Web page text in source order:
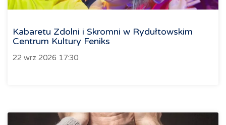
Kabaretu Zdolni i Skromni w Rydułtowskim
Centrum Kultury Feniks
22 wrz 2026 17:30